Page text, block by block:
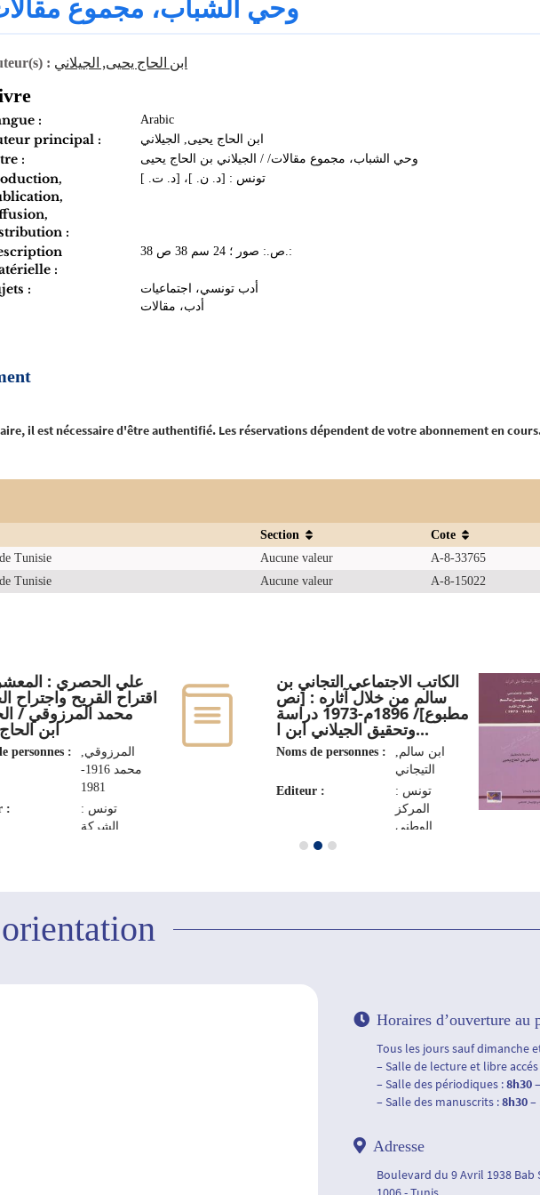
وحي الشباب، مجموع
: ابن الحاج يحيى, الجيلاني
: Arabic
principal : ابن الحاج يحيى, الجيلاني
: وحي الشباب، مجموع مقالات/ / الجيلاني بن الحاج يحيى
:
تونس : [د. ن. ]، [د. ت. ]
:
38 ص.: صور ؛ 24 سم 38 ص.:
:
أدب تونسي، اجتماعيات
أدب، مقالات
il est nécessaire d'être authentifié. Les réservations dépendent de votre abonnement en
Section Cote
Tunisie
Aucune valeur A-8-33765
Tunisie
Aucune valeur A-8-15022
الكاتب الاجتماعي التجاني بن
سالم من خلال آثاره : [نص
مطبوع]/ 1896م-1973 دراسة
وتحقيق الجيلاني ابن ا...
Noms de personnes :
ابن سالم,
التيجاني
Editeur :
تونس :
المركز
الوطني
علي الحصري‏ :
اقتراح القريح واجتراح
محمد المرزوقي /
ابن
personnes :
المرزوقي,
محمد 1916-
1981
:
تونس :
الشركة
Horaires d’ouverture au
Tous les jours sauf dimanche
– Salle de lecture et libre accés
– Salle des périodiques :8h30
– Salle des manuscrits :8h30 –
Adresse
Boulevard du 9 Avril 1938 Bab